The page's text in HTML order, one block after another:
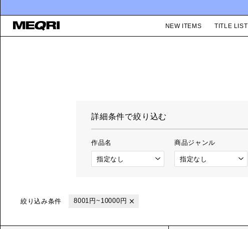
NEW ITEMS TITLE LIST
詳細条件で絞り込む
作品名 商品ジャンル
絞り込み条件 8001円~10000円